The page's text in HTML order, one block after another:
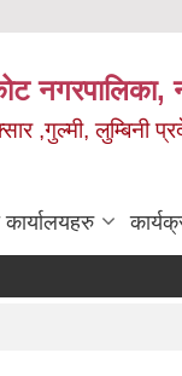
नगरपालिका,
,गुल्मी, लुम्बिनी
कार्यालयहरु